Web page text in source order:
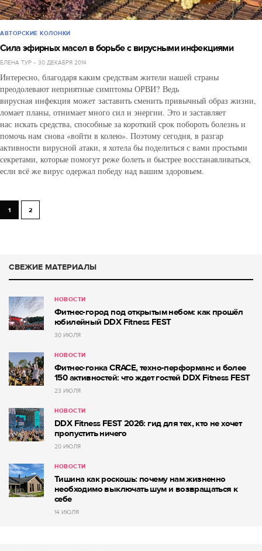
АВТОРСКИЕ КОЛОНКИ
Сила эфирных масел в борьбе с вирусными инфекциями
ЕЛЕНА ТУР 30 ДЕКАБРЯ 2014
Интересно, благодаря каким средствам жители нашей страны
преодолевают неприятные симптомы ОРВИ? Ведь
вирусная инфекция может заставить сменить привычный образ жизни,
ломает планы, отнимает много сил и энергии. Это и заставляет
нас искать средства, способные за короткий срок побороть болезнь и
помочь нам снова «войти в колею». Поэтому сегодня, в разгар
активности вирусной атаки, я хотела бы поделиться с вами простыми
секретами, которые помогут реже болеть и быстрее восстанавливаться,
если всё же вирус одержал победу над вашим здоровьем.
1 2
СВЕЖИЕ МАТЕРИАЛЫ
НОВОСТИ
Фитнес-город под открытым небом: как прошёл
юбилейный DDX Fitness FEST
30 ИЮЛЯ
НОВОСТИ
Фитнес-гонка CRACE, техно-перформанс и более
150 активностей: что ждет гостей DDX Fitness FEST
23 ИЮЛЯ
НОВОСТИ
DDX Fitness FEST 2026: гид для тех, кто не хочет
пропустить ничего
20 ИЮЛЯ
НОВОСТИ
Тишина как роскошь: почему нам жизненно
необходимо выключать шум и возвращаться к
себе
14 ИЮЛЯ